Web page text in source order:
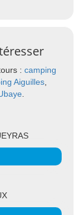
: camping
Aiguilles